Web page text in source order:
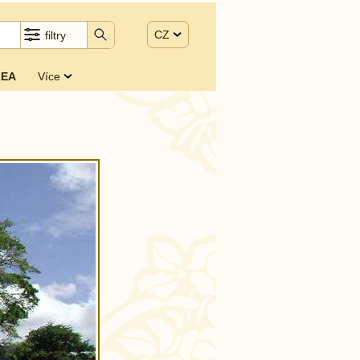
filtry CZ
Více